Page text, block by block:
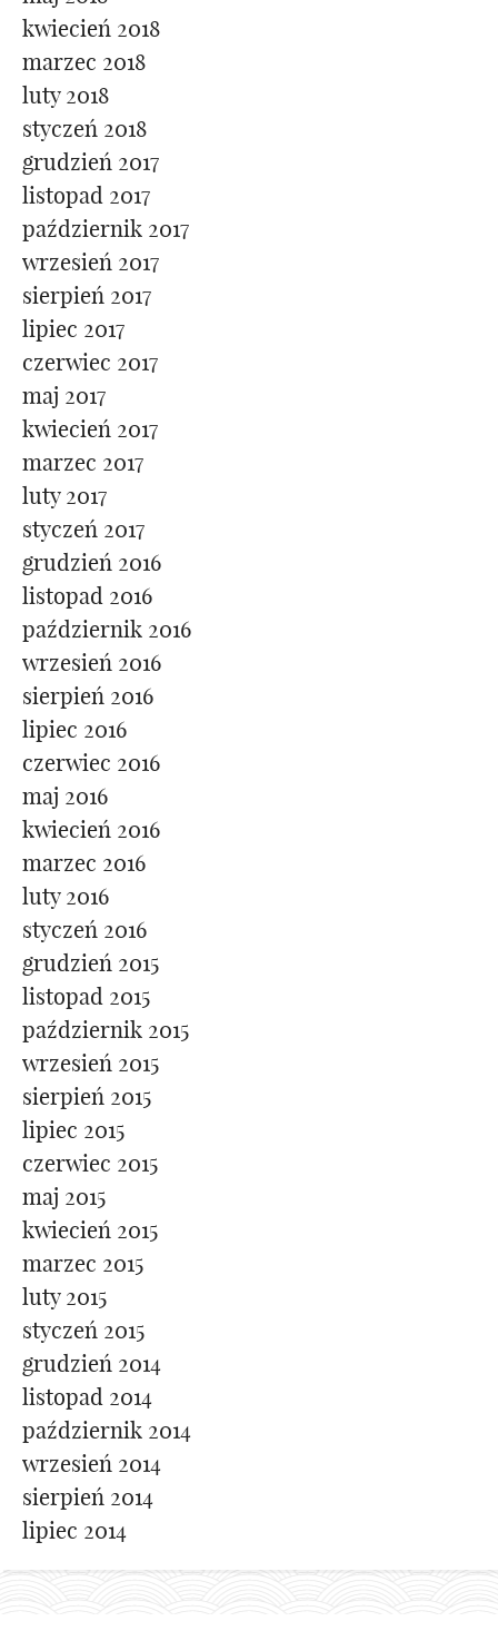
kwiecień 2018
marzec 2018
luty 2018
styczeń 2018
grudzień 2017
listopad 2017
październik 2017
wrzesień 2017
sierpień 2017
lipiec 2017
czerwiec 2017
maj 2017
kwiecień 2017
marzec 2017
luty 2017
styczeń 2017
grudzień 2016
listopad 2016
październik 2016
wrzesień 2016
sierpień 2016
lipiec 2016
czerwiec 2016
maj 2016
kwiecień 2016
marzec 2016
luty 2016
styczeń 2016
grudzień 2015
listopad 2015
październik 2015
wrzesień 2015
sierpień 2015
lipiec 2015
czerwiec 2015
maj 2015
kwiecień 2015
marzec 2015
luty 2015
styczeń 2015
grudzień 2014
listopad 2014
październik 2014
wrzesień 2014
sierpień 2014
lipiec 2014